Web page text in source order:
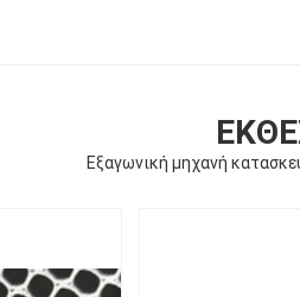
Εξαγωνική μηχανή